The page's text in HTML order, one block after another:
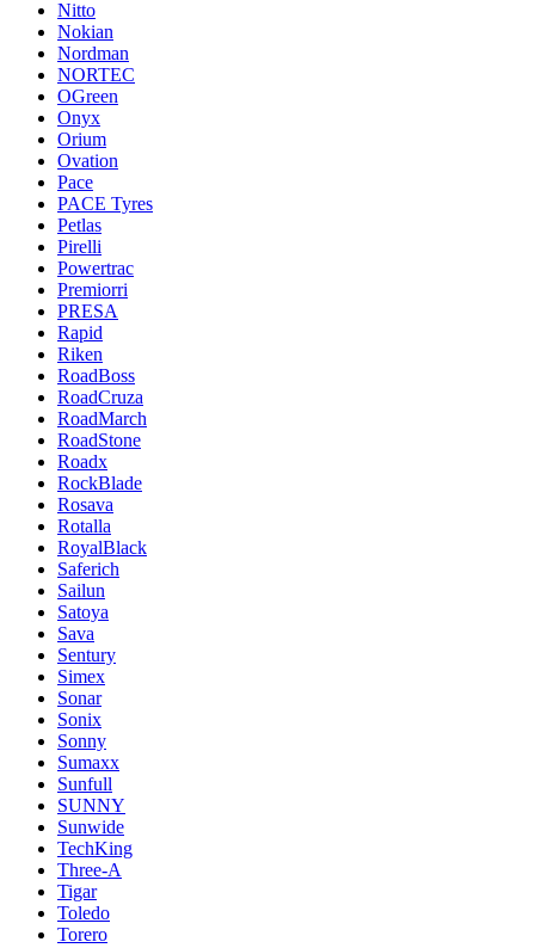
Nitto
Nokian
Nordman
NORTEC
OGreen
Onyx
Orium
Ovation
Pace
PACE Tyres
Petlas
Pirelli
Powertrac
Premiorri
PRESA
Rapid
Riken
RoadBoss
RoadCruza
RoadMarch
RoadStone
Roadx
RockBlade
Rosava
Rotalla
RoyalBlack
Saferich
Sailun
Satoya
Sava
Sentury
Simex
Sonar
Sonix
Sonny
Sumaxx
Sunfull
SUNNY
Sunwide
TechKing
Three-A
Tigar
Toledo
Torero